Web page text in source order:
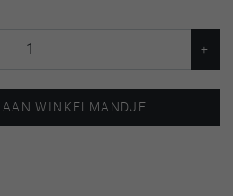
AAN WINKELMANDJE